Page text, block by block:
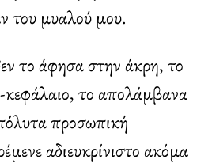
του μυαλού μου.
το άφησα στην άκρη, το
κεφάλαιο, το απολάμβανα
προσωπική
αδιευκρίνιστο ακόμα